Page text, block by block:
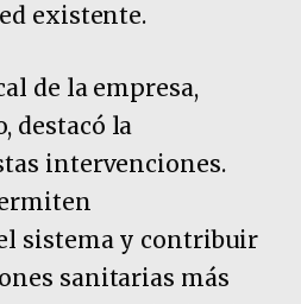
existente.
de la empresa,
destacó la
intervenciones.
sistema y contribuir
sanitarias más